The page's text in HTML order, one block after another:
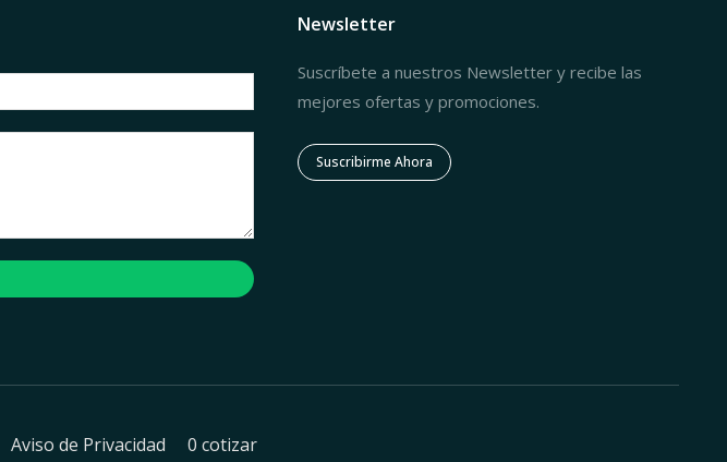
Newsletter
Suscríbete a nuestros Newsletter y recibe las
mejores ofertas y promociones.
Suscribirme Ahora
Aviso de Privacidad 0 cotizar